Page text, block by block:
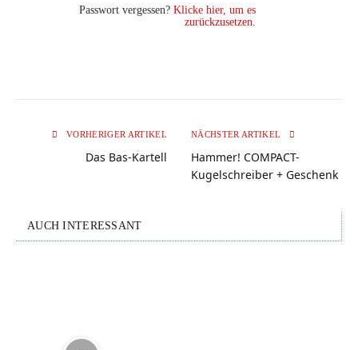
Passwort vergessen? Klicke hier, um es
zurückzusetzen.
VORHERIGER ARTIKEL
Das Bas-Kartell
NÄCHSTER ARTIKEL
Hammer! COMPACT-
Kugelschreiber + Geschenk
AUCH INTERESSANT